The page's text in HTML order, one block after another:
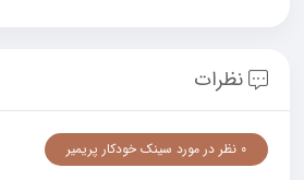
نظرات
0 نظر در مورد سینک خودکار پریمیر